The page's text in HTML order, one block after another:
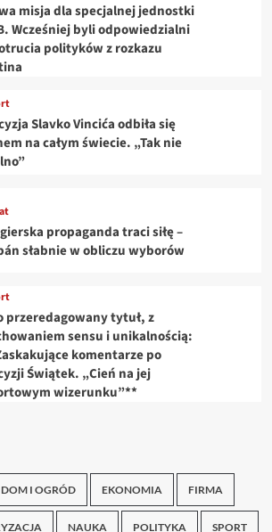
misja dla specjalnej jednostki
Wcześniej byli odpowiedzialni
polityków z rozkazu
Slavko Vincića odbiła się
na całym świecie. „Tak nie
propaganda traci siłę –
słabnie w obliczu wyborów
przeredagowany tytuł, z
sensu i unikalnością:
komentarze po
Świątek. „Cień na jej
wizerunku”**
DOM I OGRÓD EKONOMIA FIRMA
NAUKA POLITYKA SPORT